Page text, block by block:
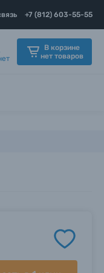
+7 (812) 603-55-55
В корзине
нет товаров